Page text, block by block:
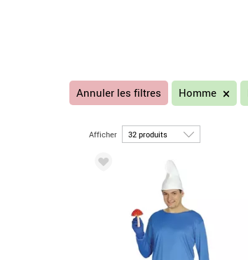
Annuler les filtres Homme
Afficher